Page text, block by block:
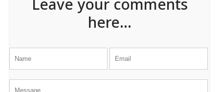
Leave your comments
here...